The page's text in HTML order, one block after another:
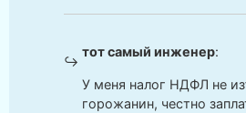
тот самый инженер:
У меня налог НДФЛ не
горожанин, честно